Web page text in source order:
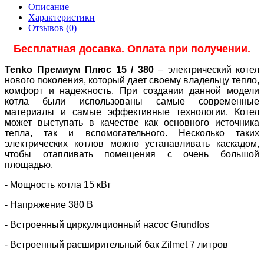
Описание
Характеристики
Отзывов (0)
Бесплатная досавка. Оплата при получении.
Tenko Премиум Плюс 15 / 380– электрический котел
нового поколения, который дает своему владельцу тепло,
комфорт и надежность. При создании данной модели
котла были использованы самые современные
материалы и самые эффективные технологии. Котел
может выступать в качестве как основного источника
тепла, так и вспомогательного. Несколько таких
электрических котлов можно устанавливать каскадом,
чтобы отапливать помещения с очень большой
площадью.
- Мощность котла 15 кВт
- Напряжение 380 В
- Встроенный циркуляционный насос Grundfos
- Встроенный расширительный бак Zilmet 7 литров